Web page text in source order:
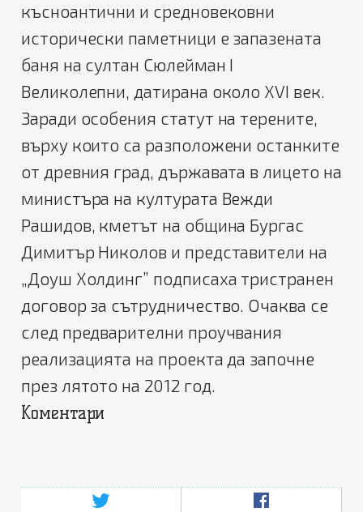
късноантични и средновековни
исторически паметници е запазената
баня на султан Сюлейман I
Великолепни, датирана около XVI век.
Заради особения статут на терените,
върху които са разположени останките
от древния град, държавата в лицето на
министъра на културата Вежди
Рашидов, кметът на община Бургас
Димитър Николов и представители на
„Доуш Холдинг” подписаха тристранен
договор за сътрудничество. Очаква се
след предварителни проучвания
реализацията на проекта да започне
през лятото на 2012 год.
Коментари